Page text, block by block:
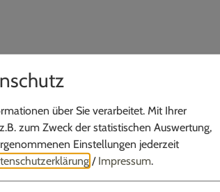
über Sie verarbeitet. Mit Ihrer
zum Zweck der statistischen Auswertung,
Einstellungen jederzeit
/ Impressum.